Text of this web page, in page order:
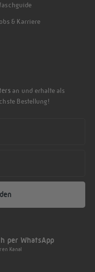
& Karriere
an und erhalte als
Bestellung!
per WhatsApp
Kanal